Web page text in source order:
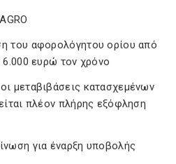
του αφορολόγητου ορίου από
ευρώ τον χρόνο
μεταβιβάσεις κατασχεμένων
πλέον πλήρης εξόφληση
για έναρξη υποβολής